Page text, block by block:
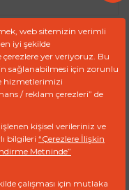
Motor
web sitemizin verimli
iyi şekilde
yer veriyoruz. Bu
sağlanabilmesi için zorunlu
hizmetlerimizi
/ reklam çerezleri” de
kişisel verileriniz ve
bilgileri “Çerezlere İlişkin
Metninde”
çalışması için mutlaka